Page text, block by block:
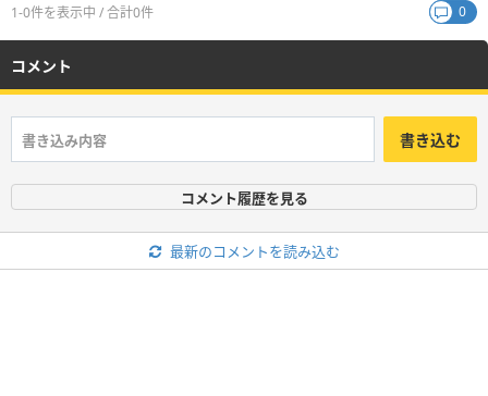
1-0件を表示中 / 合計0件 0
コメント
書き込む
コメント履歴を見る
最新のコメントを読み込む